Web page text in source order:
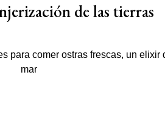
de las tierras